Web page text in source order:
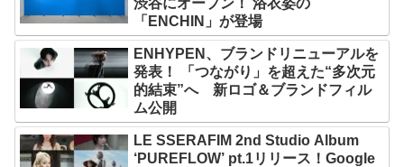
「ENCHIN」が登場
ENHYPEN、ブランドリニューアルを
発表！ 「つながり」を超えた“多次元
的結束”へ 新ロゴ＆ブランドフィル
ム公開
LE SSERAFIM 2nd Studio Album
‘PUREFLOW’ pt.1リリース！Google